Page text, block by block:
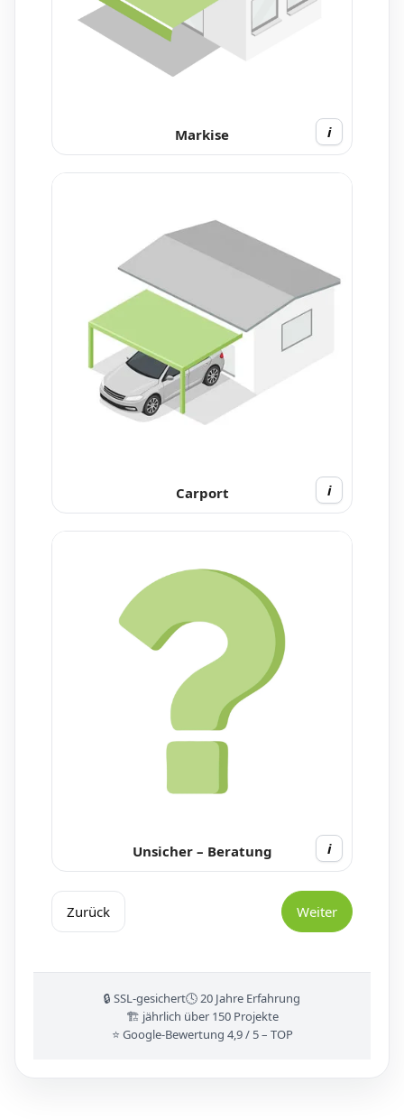
Markise i
Carport i
Unsicher – Beratung i
Zurück Weiter
🔒 SSL-gesichert🕓 20 Jahre Erfahrung
🏗️ jährlich über 150 Projekte
⭐ Google-Bewertung 4,9 / 5 – TOP